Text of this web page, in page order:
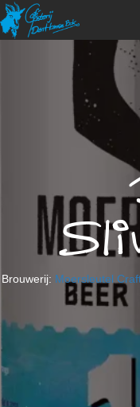
Brouwerij: Moersleutel